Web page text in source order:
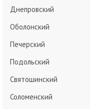
Днепровский
Оболонский
Печерский
Подольский
Святошинский
Соломенский